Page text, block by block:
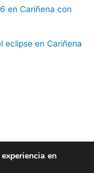
en Cariñena con
eclipse en Cariñena
en